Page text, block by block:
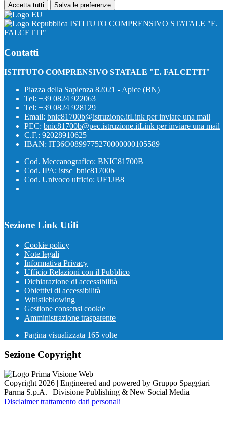
Accetta tutti Salva le preferenze
ISTITUTO COMPRENSIVO STATALE "E.
FALCETTI"
Contatti
ISTITUTO COMPRENSIVO STATALE "E. FALCETTI"
Piazza della Sapienza 82021 - Apice (BN)
Tel: +39 0824 922063
Tel: +39 0824 928129
Email: bnic81700b@istruzione.itLink per inviare una mail
PEC: bnic81700b@pec.istruzione.itLink per inviare una mail
C.F.: 92028910625
IBAN: IT36O0899775270000000105589
Cod. Meccanografico: BNIC81700B
Cod. IPA: istsc_bnic81700b
Cod. Univoco ufficio: UF1JB8
Sezione Link Utili
Cookie policy
Note legali
Informativa Privacy
Ufficio Relazioni con il Pubblico
Dichiarazione di accessibilità
Obiettivi di accessibilità
Whistleblowing
Gestione consensi cookie
Amministrazione trasparente
Pagina visualizzata 165 volte
Sezione Copyright
Copyright 2026 | Engineered and powered by Gruppo Spaggiari
Parma S.p.A. | Divisione Publishing & New Social Media
Disclaimer trattamento dati personali